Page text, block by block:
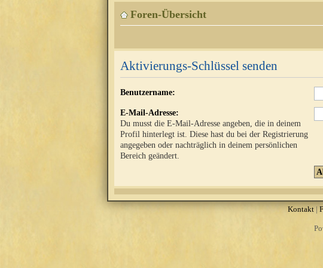
Foren-Übersicht
Aktivierungs-Schlüssel senden
Benutzername:
E-Mail-Adresse:
Du musst die E-Mail-Adresse angeben, die in deinem
Profil hinterlegt ist. Diese hast du bei der Registrierung
angegeben oder nachträglich in deinem persönlichen
Bereich geändert.
Kontakt|